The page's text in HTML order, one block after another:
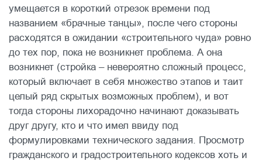
умещается в короткий отрезок времени под
названием «брачные танцы», после чего стороны
расходятся в ожидании «строительного чуда» ровно
до тех пор, пока не возникнет проблема. А она
возникнет (стройка – невероятно сложный процесс,
который включает в себя множество этапов и таит
целый ряд скрытых возможных проблем), и вот
тогда стороны лихорадочно начинают доказывать
друг другу, кто и что имел ввиду под
формулировками технического задания. Просмотр
гражданского и градостроительного кодексов хоть и